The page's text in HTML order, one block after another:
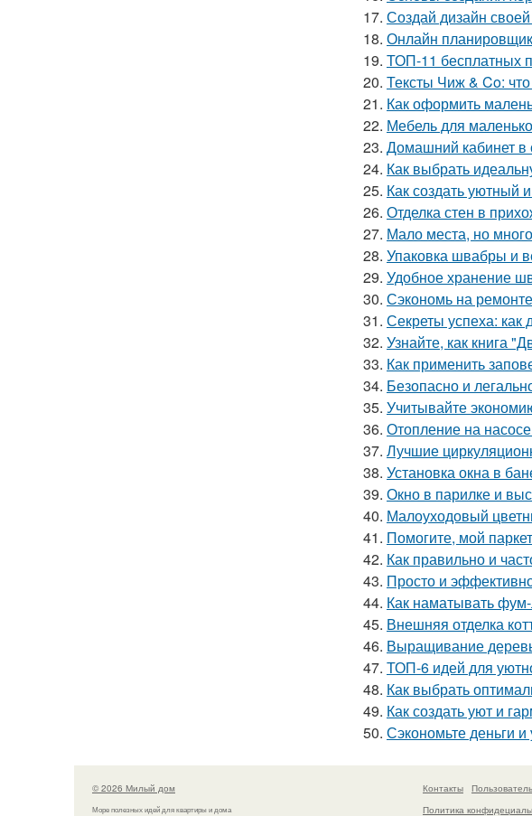
17. Создай дизайн
18. Онлайн
19. ТОП-11 бесплатных
20. Тексты Чиж & Co:
21. Как оформить
22. Мебель для
23. Домашний кабинет в
24. Как выбрать
25. Как создать уютный
26. Отделка стен в
27. Мало места, но
28. Упаковка швабры и
29. Удобное хранение
30. Сэкономь на
31. Секреты успеха: как
32. Узнайте, как книга
33. Как применить
34. Безопасно и
35. Учитывайте
36. Отопление на
37. Лучшие
38. Установка окна в
39. Окно в парилке и
40. Малоуходовый
41. Помогите, мой
42. Как правильно и
43. Просто и
44. Как наматывать
45. Внешняя отделка
46. Выращивание
47. ТОП-6 идей для
48. Как выбрать
49. Как создать уют и
50. Сэкономьте деньги
© 2026 Милый дом
Море полезных идей для квартиры и дома
Контакты
Политика